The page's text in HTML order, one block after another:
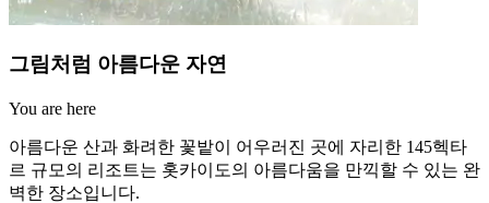
그림처럼 아름다운 자연
You are here
아름다운 산과 화려한 꽃밭이 어우러진 곳에 자리한 145헥타
르 규모의 리조트는 홋카이도의 아름다움을 만끽할 수 있는 완
벽한 장소입니다.